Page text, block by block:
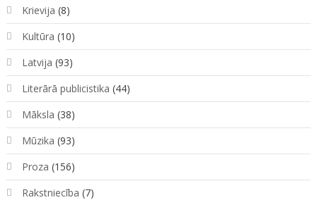
Krievija (8)
Kultūra (10)
Latvija (93)
Literārā publicistika (44)
Māksla (38)
Mūzika (93)
Proza (156)
Rakstniecība (7)